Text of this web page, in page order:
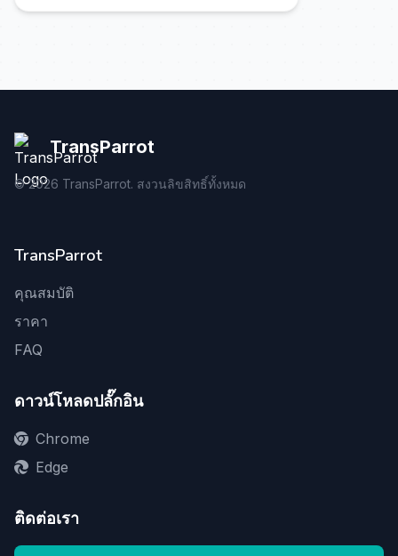
TransParrot
©2026 TransParrot. สงวนลิขสิทธิ์ทั้งหมด
TransParrot
คุณสมบัติ
ราคา
FAQ
ดาวน์โหลดปลั๊กอิน
Chrome
Edge
ติดต่อเรา